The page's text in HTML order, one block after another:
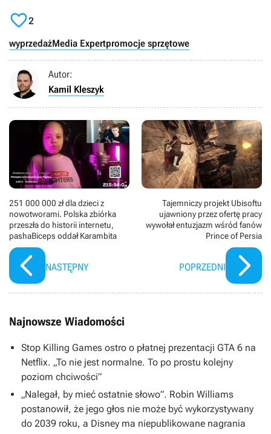
2
wyprzedażMedia Expertpromocje sprzętowe
Autor:
Kamil Kleszyk
251 000 000 zł dla dzieci z
nowotworami. Polska zbiórka
przeszła do historii internetu,
pashaBiceps oddał Karambita
NASTĘPNY
Tajemniczy projekt Ubisoftu
ujawniony przez ofertę pracy
wywołał entuzjazm wśród fanów
Prince of Persia
POPRZEDNI
Najnowsze Wiadomości
Stop Killing Games ostro o płatnej prezentacji GTA 6 na
Netflix. „To nie jest normalne. To po prostu kolejny
poziom chciwości”
„Nalegał, by mieć ostatnie słowo”. Robin Williams
postanowił, że jego głos nie może być wykorzystywany
do 2039 roku, a Disney ma niepublikowane nagrania